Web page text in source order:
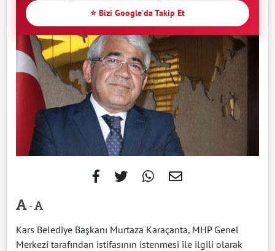
⭐ Bizi Google'da Takip Et
-
Kars Belediye Başkanı Murtaza Karaçanta, MHP Genel
Merkezi tarafından istifasının istenmesi ile ilgili olarak